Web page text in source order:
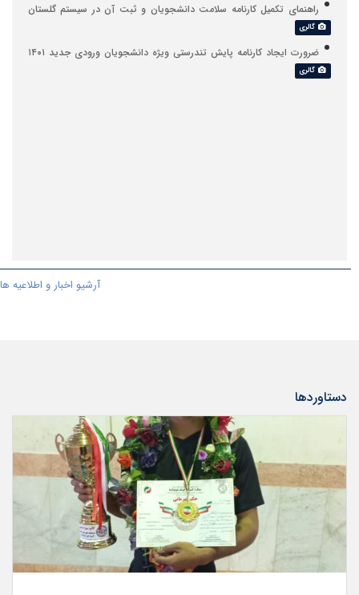
راهنمای تکمیل کارنامه سلامت دانشجویان و ثبت آن در سیستم گلستان
گالری
ضرورت ایجاد کارنامه پایش تندرستی ویژه دانشجویان ورودی جدید ۱۴۰۱
گالری
آرشیو اخبار و اطلاعیه ها
دستاوردها